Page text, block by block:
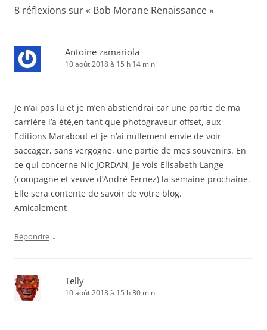
8 réflexions sur « Bob Morane Renaissance»
Antoine zamariola
10 août 2018 à 15 h 14 min
Je n’ai pas lu et je m’en abstiendrai car une partie de ma
carrière l’a été,en tant que photograveur offset, aux
Editions Marabout et je n’ai nullement envie de voir
saccager, sans vergogne, une partie de mes souvenirs. En
ce qui concerne Nic JORDAN, je vois Elisabeth Lange
(compagne et veuve d’André Fernez) la semaine prochaine.
Elle sera contente de savoir de votre blog.
Amicalement
Répondre ↓
Telly
10 août 2018 à 15 h 30 min